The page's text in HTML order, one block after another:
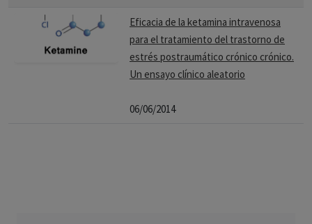
Eficacia de la ketamina intravenosa
para el tratamiento del trastorno de
estrés postraumático crónico crónico.
Un ensayo clínico aleatorio
06/06/2014